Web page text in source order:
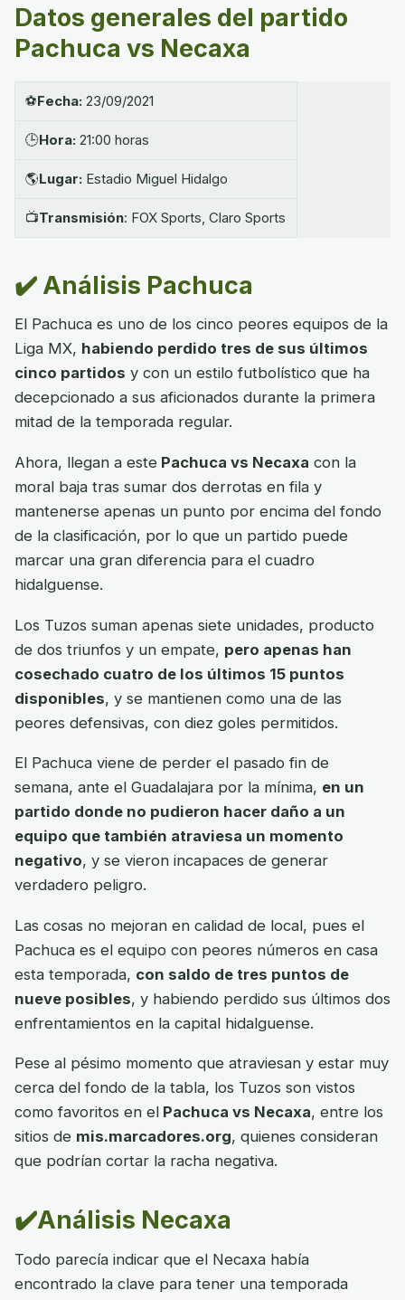
Datos generales del partido
Pachuca vs Necaxa
⚽Fecha:23/09/2021
🕒Hora:21:00 horas
🌎Lugar: Estadio Miguel Hidalgo
📺Transmisión: FOX Sports, Claro Sports
✔️ Análisis Pachuca
El Pachuca es uno de los cinco peores equipos de la
Liga MX, habiendo perdido tres de sus últimos
cinco partidos y con un estilo futbolístico que ha
decepcionado a sus aficionados durante la primera
mitad de la temporada regular.
Ahora, llegan a este Pachuca vs Necaxa con la
moral baja tras sumar dos derrotas en fila y
mantenerse apenas un punto por encima del fondo
de la clasificación, por lo que un partido puede
marcar una gran diferencia para el cuadro
hidalguense.
Los Tuzos suman apenas siete unidades, producto
de dos triunfos y un empate, pero apenas han
cosechado cuatro de los últimos 15 puntos
disponibles, y se mantienen como una de las
peores defensivas, con diez goles permitidos.
El Pachuca viene de perder el pasado fin de
semana, ante el Guadalajara por la mínima, en un
partido donde no pudieron hacer daño a un
equipo que también atraviesa un momento
negativo, y se vieron incapaces de generar
verdadero peligro.
Las cosas no mejoran en calidad de local, pues el
Pachuca es el equipo con peores números en casa
esta temporada, con saldo de tres puntos de
nueve posibles, y habiendo perdido sus últimos dos
enfrentamientos en la capital hidalguense.
Pese al pésimo momento que atraviesan y estar muy
cerca del fondo de la tabla, los Tuzos son vistos
como favoritos en el Pachuca vs Necaxa, entre los
sitios de mis.marcadores.org, quienes consideran
que podrían cortar la racha negativa.
✔️Análisis Necaxa
Todo parecía indicar que el Necaxa había
encontrado la clave para tener una temporada